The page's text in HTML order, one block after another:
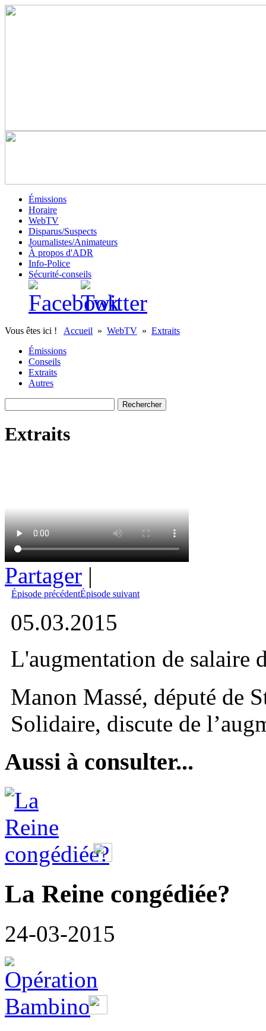
Émissions
Horaire
WebTV
Disparus/Suspects
Journalistes/Animateurs
À propos d'ADR
Info-Police
Sécurité-conseils
Vous êtes ici ! Accueil » WebTV » Extraits
Émissions
Conseils
Extraits
Autres
Extraits
Partager |
Épisode précédentÉpisode suivant
05.03.2015
L'augmentation de salaire
Manon Massé, député de
Solidaire, discute de
Aussi à consulter...
La Reine congédiée?
24-03-2015